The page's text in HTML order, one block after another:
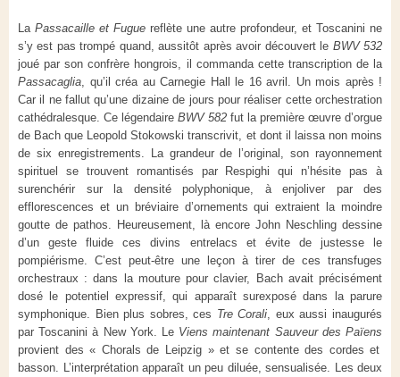
La Passacaille et Fugue reflète une autre profondeur, et Toscanini ne
s’y est pas trompé quand, aussitôt après avoir découvert le BWV 532
joué par son confrère hongrois, il commanda cette transcription de la
Passacaglia , qu’il créa au Carnegie Hall le 16 avril. Un mois après !
Car il ne fallut qu’une dizaine de jours pour réaliser cette orchestration
cathédralesque. Ce légendaire BWV 582 fut la première œuvre d’orgue
de Bach que Leopold Stokowski transcrivit, et dont il laissa non moins
de six enregistrements. La grandeur de l’original, son rayonnement
spirituel se trouvent romantisés par Respighi qui n’hésite pas à
surenchérir sur la densité polyphonique, à enjoliver par des
efflorescences et un bréviaire d’ornements qui extraient la moindre
goutte de pathos. Heureusement, là encore John Neschling dessine
d’un geste fluide ces divins entrelacs et évite de justesse le
pompiérisme. C’est peut-être une leçon à tirer de ces transfuges
orchestraux : dans la mouture pour clavier, Bach avait précisément
dosé le potentiel expressif, qui apparaît surexposé dans la parure
symphonique. Bien plus sobres, ces Tre Corali , eux aussi inaugurés
par Toscanini à New York. Le Viens maintenant Sauveur des Païens
provient des « Chorals de Leipzig » et se contente des cordes et
basson. L’interprétation apparaît un peu diluée, sensualisée. Les deux